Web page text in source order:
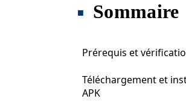
Sommaire
Prérequis et
Téléchargement et
APK